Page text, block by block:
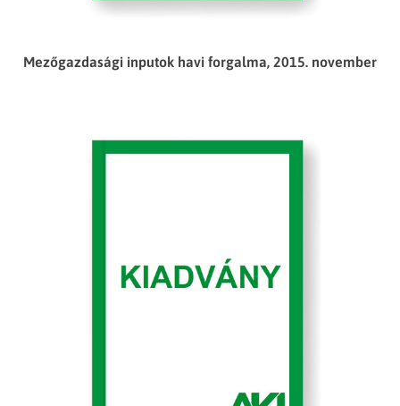
Mezőgazdasági inputok havi forgalma, 2015. november